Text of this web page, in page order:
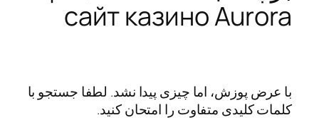
сайт казино Aurora
با عرض پوزش، اما چیزی پیدا نشد. لطفا جستجو با
کلمات کلیدی متفاوت را امتحان کنید.